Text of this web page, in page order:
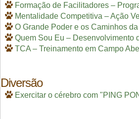
Formação de Facilitadores –
Mentalidade Competitiva – Ação
O Grande Poder e os Caminhos
Quem Sou Eu – Desenvolvimento
TCA – Treinamento em Campo
Diversão
Exercitar o cérebro com "PING